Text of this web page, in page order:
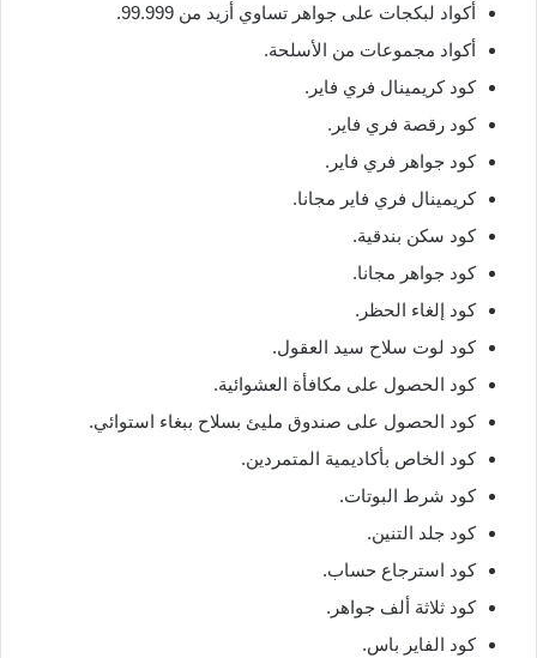
أكواد لبكجات على جواهر تساوي أزيد من 99.999.
أكواد مجموعات من الأسلحة.
كود كريمينال فري فاير.
كود رقصة فري فاير.
كود جواهر فري فاير.
كريمينال فري فاير مجانا.
كود سكن بندقية.
كود جواهر مجانا.
كود إلغاء الحظر.
كود لوت سلاح سيد العقول.
كود الحصول على مكافأة العشوائية.
كود الحصول على صندوق مليئ بسلاح ببغاء استوائي.
كود الخاص بأكاديمية المتمردين.
كود شرط البوتات.
كود جلد التنين.
كود استرجاع حساب.
كود ثلاثة ألف جواهر.
كود الفاير باس.